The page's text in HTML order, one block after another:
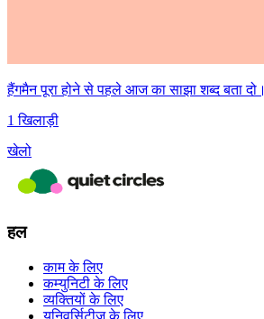
हैंगमैन पूरा होने से पहले आज का साझा शब्द बता दो।
1 खिलाड़ी
खेलो
हल
काम के लिए
कम्युनिटी के लिए
व्यक्तियों के लिए